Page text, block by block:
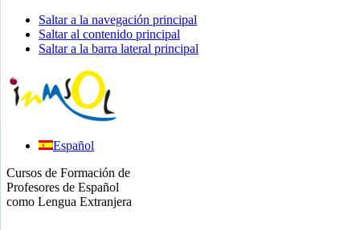
Saltar a la navegación principal
Saltar al contenido principal
Saltar a la barra lateral principal
Español
Cursos de Formación de
Profesores de Español
como Lengua Extranjera